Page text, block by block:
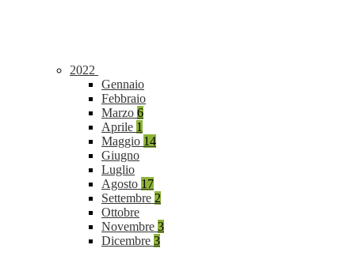
2022
Gennaio
Febbraio
Marzo 6
Aprile 1
Maggio 14
Giugno
Luglio
Agosto 17
Settembre 2
Ottobre
Novembre 3
Dicembre 3